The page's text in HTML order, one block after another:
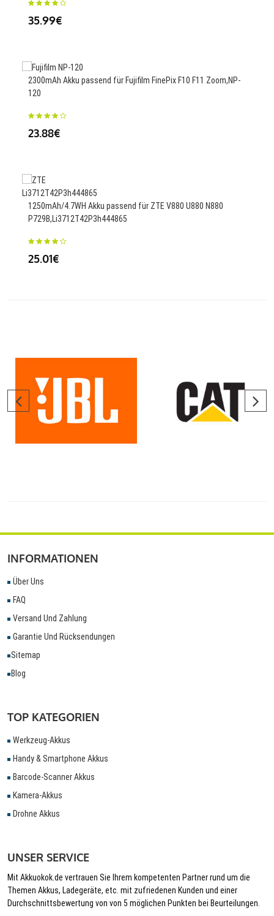
35.99€
2300mAh Akku passend für Fujifilm FinePix F10 F11 Zoom,NP-
120
23.88€
1250mAh/4.7WH Akku passend für ZTE V880 U880 N880
P729B,Li3712T42P3h444865
25.01€
INFORMATIONEN
Über Uns
FAQ
Versand Und Zahlung
Garantie Und Rücksendungen
Sitemap
Blog
TOP KATEGORIEN
Werkzeug-Akkus
Handy & Smartphone Akkus
Barcode-Scanner Akkus
Kamera-Akkus
Drohne Akkus
UNSER SERVICE
Mit Akkuokok.de vertrauen Sie Ihrem kompetenten Partner rund um die
Themen Akkus, Ladegeräte, etc. mit zufriedenen Kunden und einer
Durchschnittsbewertung von von 5 möglichen Punkten bei Beurteilungen.